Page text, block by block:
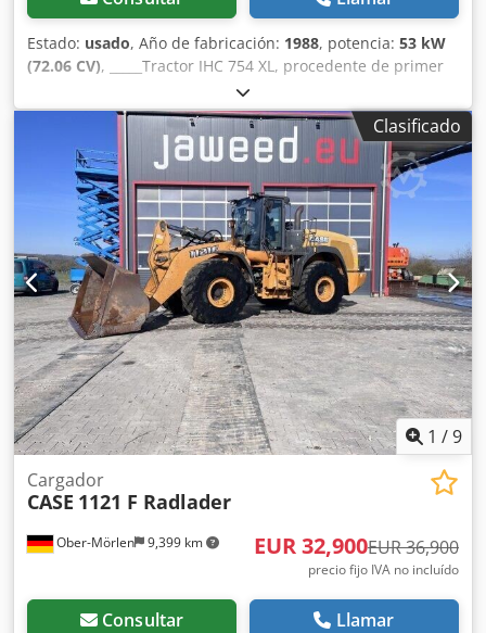
Estado: usado, Año de fabricación: 1988, potencia: 53 kW
(72.06 CV), _____Tractor IHC 754 XL, procedente de primer
propietario, en óptimas condiciones. Horas de
funcionamiento: aproximadamente 8600. Año de
fabricación: 1988. Elevador delantero. Toma de fuerza
delantera. Transmisión de 30 km/h. Precio: 24.500,00
euros, sin IVA. Ubicación: null. Dkodpfxjzdmuts Alaer
Clasificado
1 /9
Ober-Mörlen 9,399 km
Cargador
CASE 1121 F Radlader
EUR 32,900EUR 36,900
precio fijo IVA no incluído
Consultar Llamar